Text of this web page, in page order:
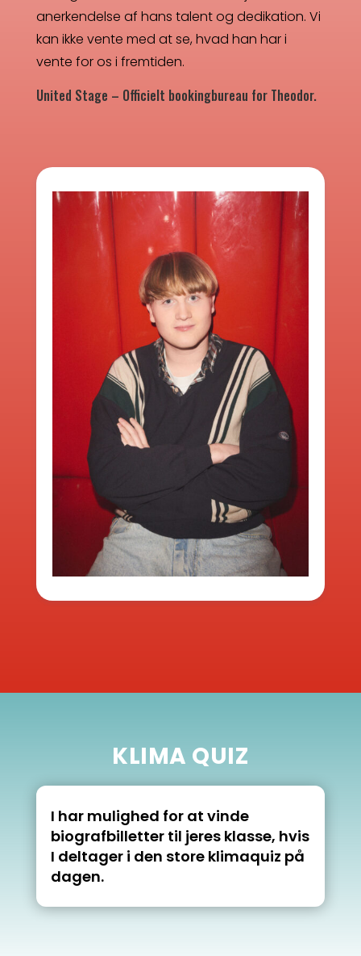
anerkendelse af hans talent og dedikation. Vi
kan ikke vente med at se, hvad han har i
vente for os i fremtiden.
United Stage – Officielt bookingbureau for Theodor.
KLIMA QUIZ
I har mulighed for at vinde
biografbilletter til jeres klasse, hvis
I deltager i den store klimaquiz på
dagen.